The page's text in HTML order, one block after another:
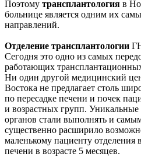
Поэтому трансплантология в
больнице является одним их
направлений.
Отделение трансплантологии
Сегодня это одно из самых
работающих
Ни один другой медицинский
Востока не предлагает столь
по пересадке печени и почек
и возрастных групп. Уникальные
органов стали выполнять и
существенно расширило
маленькому пациенту отделения
печени в возрасте 5 месяцев.